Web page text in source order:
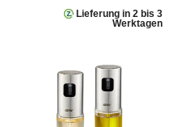
Lieferung in 2 bis 3
Werktagen